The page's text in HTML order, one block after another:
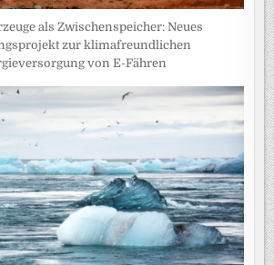
als Zwischenspeicher: Neues
zur klimafreundlichen
von E-Fähren